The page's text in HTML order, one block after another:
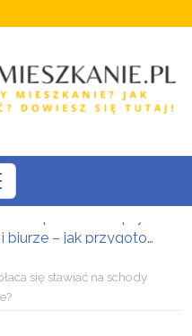
Kompleksowa baza noclegowa w Zakopanem: Znajdź idealne zakwaterowanie i zaplanuj urlop w Tatrach
się stawiać na schody